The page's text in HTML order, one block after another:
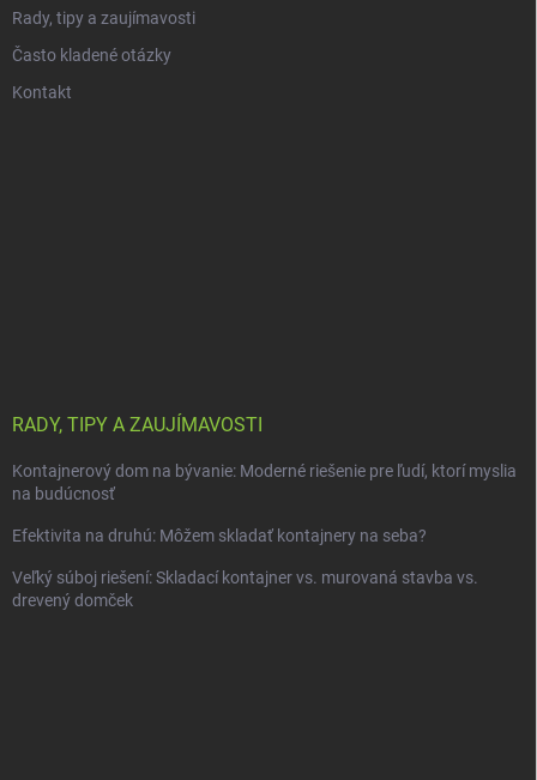
Rady, tipy a zaujímavosti
Často kladené otázky
Kontakt
RADY, TIPY A ZAUJÍMAVOSTI
Kontajnerový dom na bývanie: Moderné riešenie pre ľudí, ktorí myslia
na budúcnosť
Efektivita na druhú: Môžem skladať kontajnery na seba?
Veľký súboj riešení: Skladací kontajner vs. murovaná stavba vs.
drevený domček